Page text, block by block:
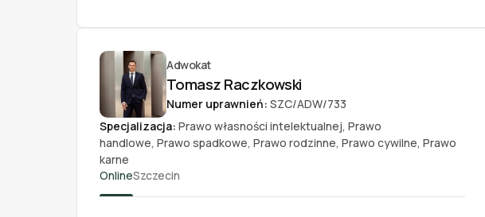
Adwokat
Tomasz Raczkowski
Numer uprawnień: SZC/ADW/733
Specjalizacja: Prawo własności intelektualnej, Prawo
handlowe, Prawo spadkowe, Prawo rodzinne, Prawo cywilne, Prawo
karne
OnlineSzczecin